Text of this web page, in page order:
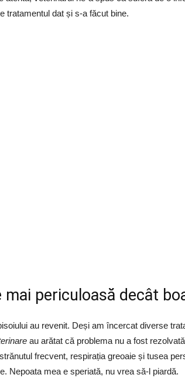
tratamentul dat și s-a făcut bine.
mai periculoasă decât
au revenit. Deși am încercat diverse
au arătat că problema nu a fost
frecvent, respirația greoaie și tusea
Nepoata mea e speriată, nu vrea să-l piardă.